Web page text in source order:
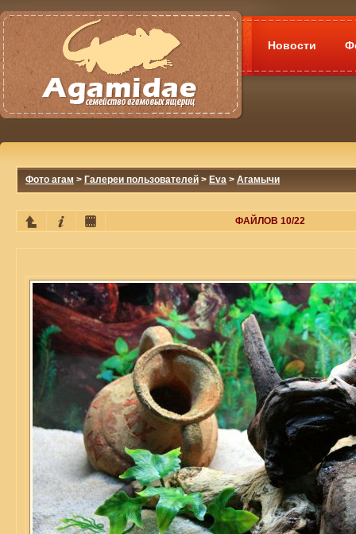
Новости
Фото агам > Галереи пользователей > Eva > Агамычи
ФАЙЛОВ 10/22